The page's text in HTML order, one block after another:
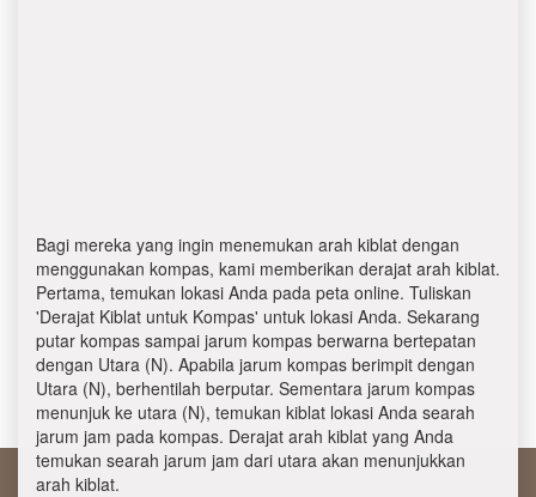
Bagi mereka yang ingin menemukan arah kiblat dengan
menggunakan kompas, kami memberikan derajat arah kiblat.
Pertama, temukan lokasi Anda pada peta online. Tuliskan
'Derajat Kiblat untuk Kompas' untuk lokasi Anda. Sekarang
putar kompas sampai jarum kompas berwarna bertepatan
dengan Utara (N). Apabila jarum kompas berimpit dengan
Utara (N), berhentilah berputar. Sementara jarum kompas
menunjuk ke utara (N), temukan kiblat lokasi Anda searah
jarum jam pada kompas. Derajat arah kiblat yang Anda
temukan searah jarum jam dari utara akan menunjukkan
arah kiblat.